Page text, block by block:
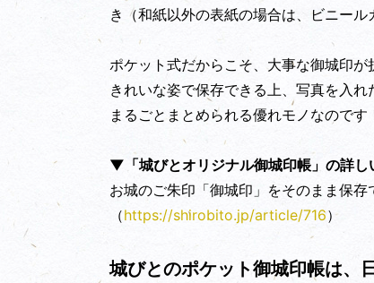
き（和紙以外の表紙の場合は、ビニール
ポケット式だからこそ、大事な御城印
きれいな姿で保存できる上、写真を入
まるごとまとめられる優れモノなのです
▼「城びとオリジナル御城印帳」の詳し
お城のご朱印「御城印」をそのまま保存
（https://shirobito.jp/article/716）
城びとのポケット御城印帳は、